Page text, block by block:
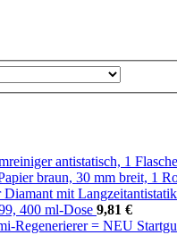
antistatisch, 1
braun, 30 mm breit, 1
mit
400 ml-Dose 9,81 €
Regenerierer = NEU